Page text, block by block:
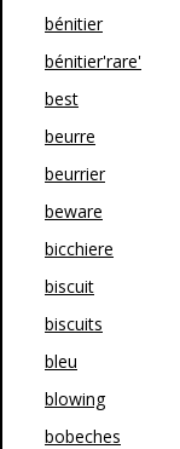
bénitier
bénitier'rare'
best
beurre
beurrier
beware
bicchiere
biscuit
biscuits
bleu
blowing
bobeches